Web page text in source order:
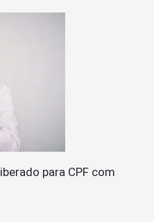
para CPF com